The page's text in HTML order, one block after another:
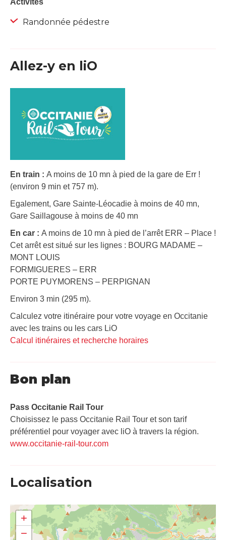
Activités
Randonnée pédestre
Allez-y en liO
En train : A moins de 10 mn à pied de la gare de Err !
(environ 9 min et 757 m).
Egalement, Gare Sainte-Léocadie à moins de 40 mn,
Gare Saillagouse à moins de 40 mn
En car : A moins de 10 mn à pied de l’arrêt ERR – Place !
Cet arrêt est situé sur les lignes : BOURG MADAME –
MONT LOUIS
FORMIGUERES – ERR
PORTE PUYMORENS – PERPIGNAN
Environ 3 min (295 m).
Calculez votre itinéraire pour votre voyage en Occitanie
avec les trains ou les cars LiO
Calcul itinéraires et recherche horaires
Bon plan
Pass Occitanie Rail Tour​
Choisissez le pass Occitanie Rail Tour et son tarif
préférentiel pour voyager avec liO à travers la région.
www.occitanie-rail-tour.com
Localisation
+
−